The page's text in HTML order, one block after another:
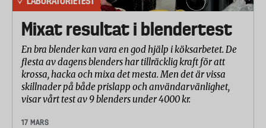
Mixat resultat i blendertest
En bra blender kan vara en god hjälp i köksarbetet. De
flesta av dagens blenders har tillräcklig kraft för att
krossa, hacka och mixa det mesta. Men det är vissa
skillnader på både prislapp och användarvänlighet,
visar vårt test av 9 blenders under 4000 kr.
17 MARS